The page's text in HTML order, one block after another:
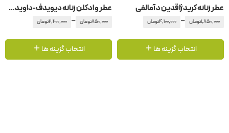
عطر زنانه کرید ژاقدین د آمالفی
1,850,000تومان –
4,100,000تومان
انتخاب گزینه ها
عطر و ادکلن زنانه دیویدف-داویدوف کول واتر گیم
850,000تومان –
2,200,000تومان
انتخاب گزینه ها